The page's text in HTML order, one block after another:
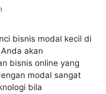
bisnis modal kecil di
akan
bisnis online yang
modal sangat
bila